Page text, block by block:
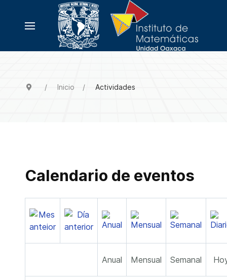
Inicio Actividades
Calendario de eventos
Anual Mensual Semanal